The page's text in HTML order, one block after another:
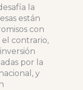
la
están
con
el contrario,
por la
y